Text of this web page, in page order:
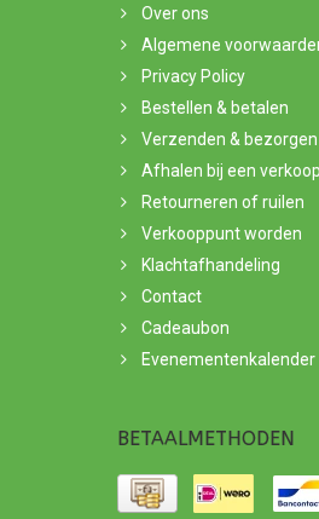
Over ons
Algemene
Privacy Policy
Bestellen & betalen
Verzenden & bezorgen
Afhalen bij een
Retourneren of ruilen
Verkooppunt worden
Klachtafhandeling
Contact
Cadeaubon
Evenementenkalender
BETAALMETHODEN